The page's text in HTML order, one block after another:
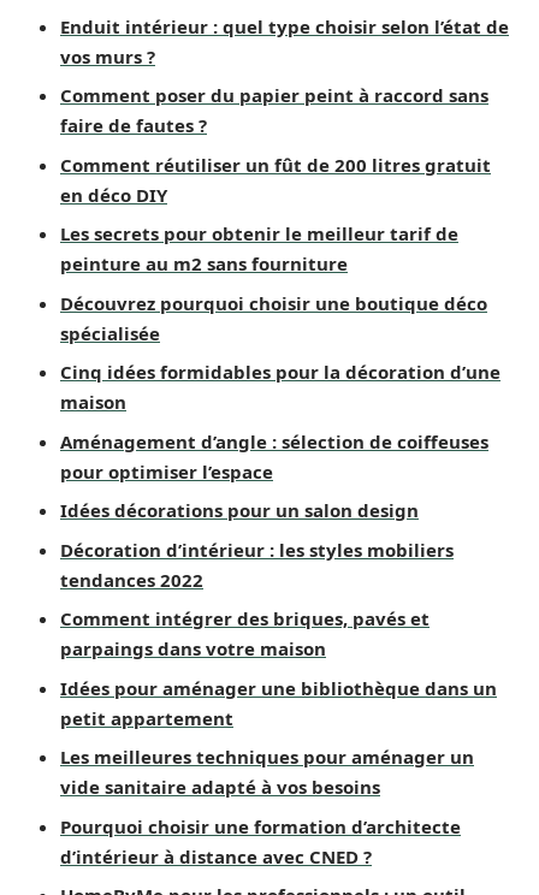
Enduit intérieur : quel type choisir selon l’état de
vos murs ?
Comment poser du papier peint à raccord sans
faire de fautes ?
Comment réutiliser un fût de 200 litres gratuit
en déco DIY
Les secrets pour obtenir le meilleur tarif de
peinture au m2 sans fourniture
Découvrez pourquoi choisir une boutique déco
spécialisée
Cinq idées formidables pour la décoration d’une
maison
Aménagement d’angle : sélection de coiffeuses
pour optimiser l’espace
Idées décorations pour un salon design
Décoration d’intérieur : les styles mobiliers
tendances 2022
Comment intégrer des briques, pavés et
parpaings dans votre maison
Idées pour aménager une bibliothèque dans un
petit appartement
Les meilleures techniques pour aménager un
vide sanitaire adapté à vos besoins
Pourquoi choisir une formation d’architecte
d’intérieur à distance avec CNED ?